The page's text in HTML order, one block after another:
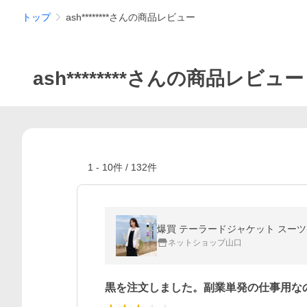
トップ ash********さんの商品レビュー
ash********さんの商品レビュー
1 - 10件 / 132件
ネットショップ山口
黒を注文しました。副業単発の仕事用